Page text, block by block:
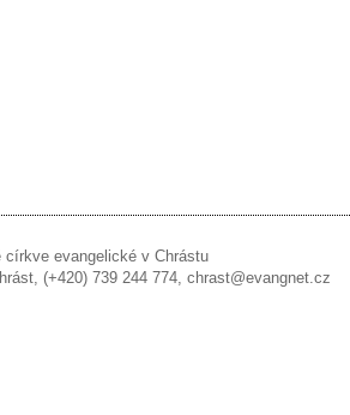
církve evangelické v Chrástu
(+420) 739 244 774, chrast@evangnet.cz